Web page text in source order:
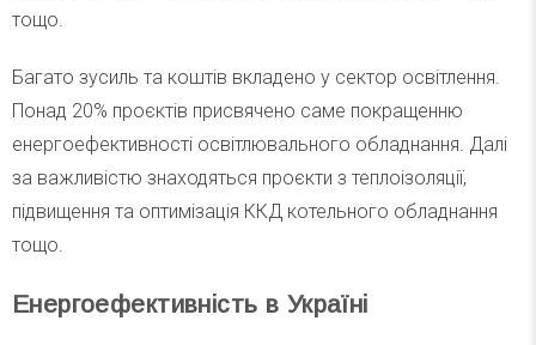
тощо.
Багато зусиль та коштів вкладено у сектор освітлення.
Понад 20% проєктів присвячено саме покращенню
енергоефективності освітлювального обладнання. Далі
за важливістю знаходяться проєкти з теплоізоляції,
підвищення та оптимізація ККД котельного обладнання
тощо.
Енергоефективність в Україні